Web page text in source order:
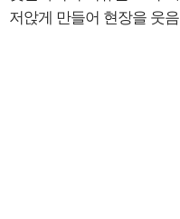
저앉게 만들어 현장을 웃